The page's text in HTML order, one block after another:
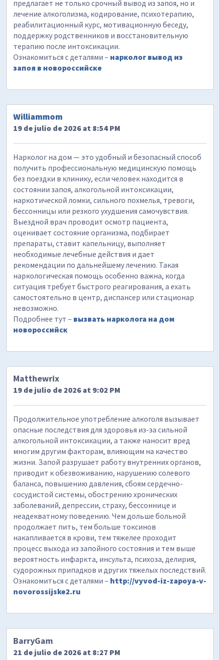
предлагает не только срочный вывод из запоя, но и
лечение алкоголизма, кодирование, психотерапию,
реабилитационный курс, мотивационную беседу,
поддержку родственников и восстановительную
терапию после интоксикации.
Ознакомиться с деталями – нарколог вывод из
запоя в новороссийске
Williammom
19 de julio de 2026 at 8:54 PM
Нарколог на дом — это удобный и безопасный способ
получить профессиональную медицинскую помощь
без поездки в клинику, если человек находится в
состоянии запоя, алкогольной интоксикации,
наркотической ломки, сильного похмелья, тревоги,
бессонницы или резкого ухудшения самочувствия.
Выездной врач проводит осмотр пациента,
оценивает состояние организма, подбирает
препараты, ставит капельницу, выполняет
необходимые лечебные действия и дает
рекомендации по дальнейшему лечению. Такая
наркологическая помощь особенно важна, когда
ситуация требует быстрого реагирования, а ехать
самостоятельно в центр, диспансер или стационар
невозможно.
Подробнее тут – вызвать нарколога на дом
новороссийск
Matthewrix
19 de julio de 2026 at 9:02 PM
Продолжительное употребление алкоголя вызывает
опасные последствия для здоровья из-за сильной
алкогольной интоксикации, а также наносит вред
многим другим факторам, влияющим на качество
жизни. Запой разрушает работу внутренних органов,
приводит к обезвоживанию, нарушению солевого
баланса, повышению давления, сбоям сердечно-
сосудистой системы, обострению хронических
заболеваний, депрессии, страху, бессоннице и
неадекватному поведению. Чем дольше больной
продолжает пить, тем больше токсинов
накапливается в крови, тем тяжелее проходит
процесс выхода из запойного состояния и тем выше
вероятность инфаркта, инсульта, психоза, делирия,
судорожных припадков и других тяжелых последствий.
Ознакомиться с деталями – http://vyvod-iz-zapoya-v-
novorossijske2.ru
BarryGam
21 de julio de 2026 at 8:27 PM